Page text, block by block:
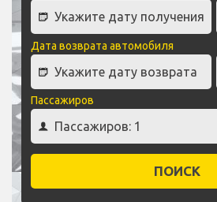
Дата возврата автомобиля
Пассажиров
ПОИСК